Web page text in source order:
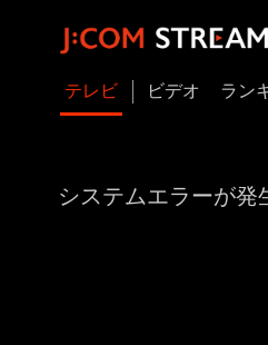
テレビ ビデオ ラン
システムエラーが